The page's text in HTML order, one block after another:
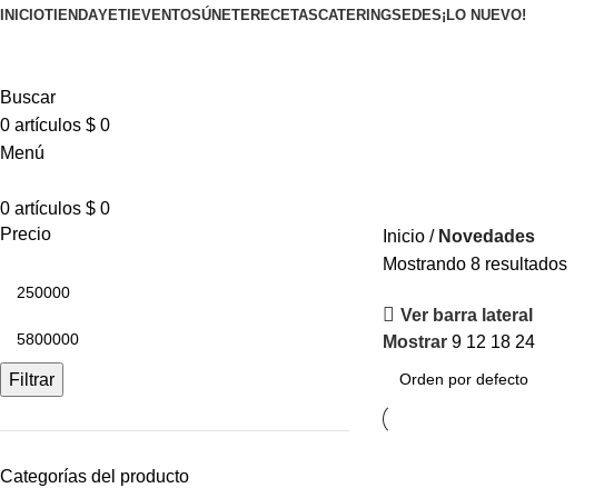
INICIOTIENDAYETI EVENTOSÚNETERECETASCATERINGSEDES¡LO NUEVO!
Buscar
0 artículos $ 0
Menú
0 artículos $ 0
Precio
Filtrar
Categorías del producto
Inicio
Novedades
Mostrando 8 resultados
Ver barra lateral
Mostrar 9 12 18 24